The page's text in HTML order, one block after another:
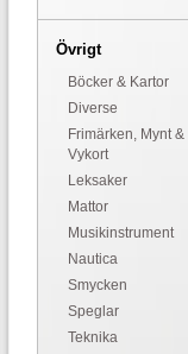
Övrigt
Böcker & Kartor
Diverse
Frimärken, Mynt &
Vykort
Leksaker
Mattor
Musikinstrument
Nautica
Smycken
Speglar
Teknika